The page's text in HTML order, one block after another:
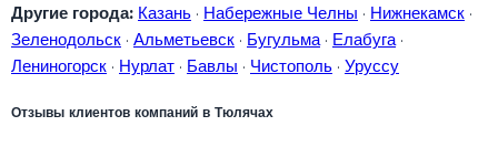
Другие города: Казань · Набережные Челны · Нижнекамск ·
Зеленодольск · Альметьевск · Бугульма · Елабуга ·
Лениногорск · Нурлат · Бавлы · Чистополь · Уруссу
Отзывы клиентов компаний в Тюлячах